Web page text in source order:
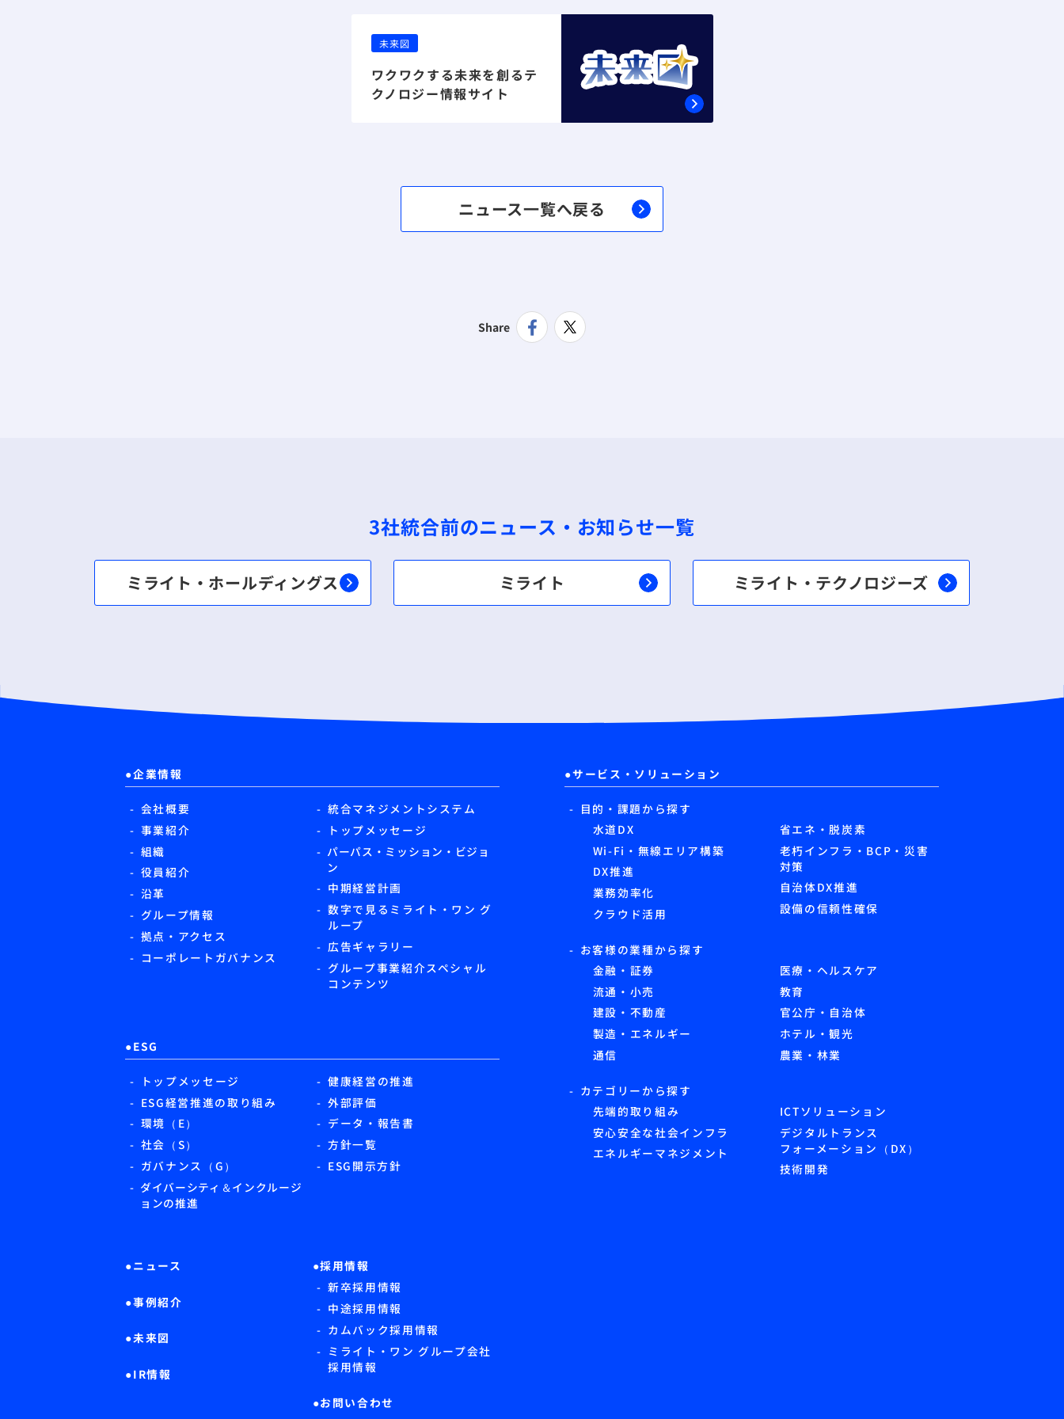
未来図
ワクワクする未来を創るテ
クノロジー情報サイト
ニュース一覧へ戻る
Share
3社統合前のニュース・お知らせ一覧
ミライト・ホールディングス ミライト ミライト・テクノロジーズ
企業情報
会社概要
事業紹介
組織
役員紹介
沿革
グループ情報
拠点・アクセス
コーポレートガバナンス
統合マネジメントシステム
トップメッセージ
パーパス・ミッション・ビジョ
ン
中期経営計画
数字で見るミライト・ワン グ
ループ
広告ギャラリー
グループ事業紹介スペシャル
コンテンツ
ESG
トップメッセージ
ESG経営推進の取り組み
環境（E）
社会（S）
ガバナンス（G）
ダイバーシティ＆インクルージ
ョンの推進
健康経営の推進
外部評価
データ・報告書
方針一覧
ESG開示方針
ニュース
事例紹介
未来図
IR情報
採用情報
新卒採用情報
中途採用情報
カムバック採用情報
ミライト・ワン グループ会社
採用情報
お問い合わせ
サービス・ソリューション
目的・課題から探す
水道DX
Wi-Fi・無線エリア構築
DX推進
業務効率化
クラウド活用
省エネ・脱炭素
老朽インフラ・BCP・災害
対策
自治体DX推進
設備の信頼性確保
お客様の業種から探す
金融・証券
流通・小売
建設・不動産
製造・エネルギー
通信
医療・ヘルスケア
教育
官公庁・自治体
ホテル・観光
農業・林業
カテゴリーから探す
先端的取り組み
安心安全な社会インフラ
エネルギーマネジメント
ICTソリューション
デジタルトランス
フォーメーション（DX）
技術開発